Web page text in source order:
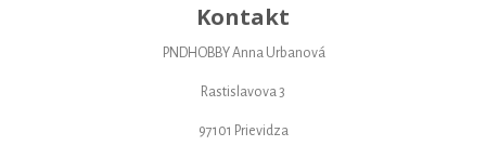
Kontakt
PNDHOBBY Anna Urbanová
Rastislavova 3
97101 Prievidza